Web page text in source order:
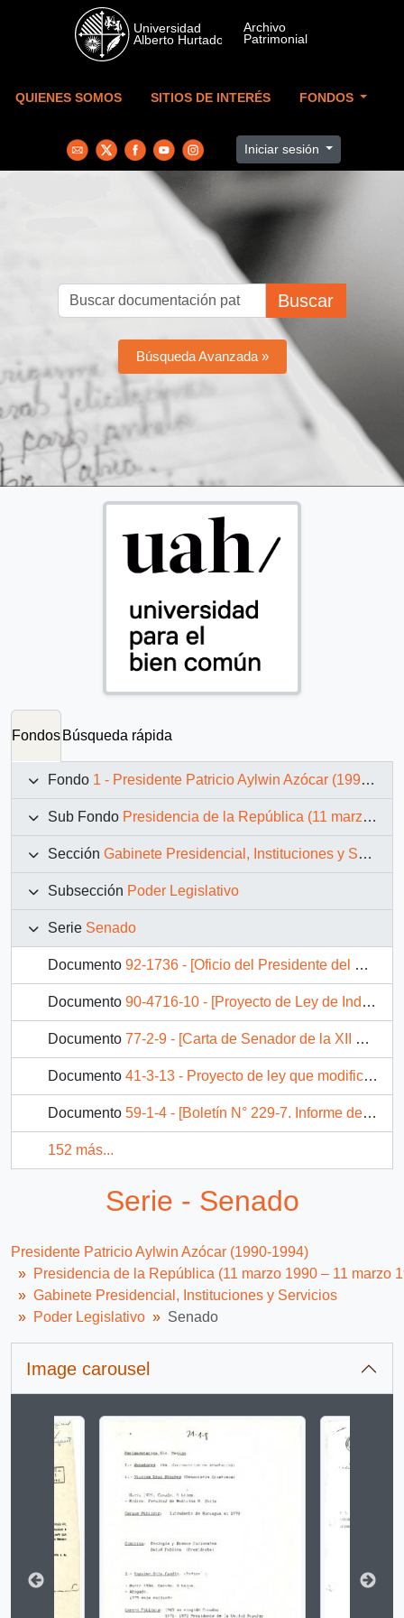
Skip to main content
QUIENES SOMOS SITIOS DE INTERÉS FONDOS
Iniciar sesión
Buscar
Búsqueda Avanzada »
Fondos Búsqueda rápida
Fondo 1 - Presidente Patricio Aylwin Azócar (1990-1994)
Sub Fondo Presidencia de la República (11 marzo 1990 – 11 marzo 1994)
Sección Gabinete Presidencial, Instituciones y Servicios
Subsección Poder Legislativo
Serie Senado
Documento 92-1736 - [Oficio del Presidente del Senado dirigido al Presidente Patricio Aylwin, referente a proyecto de acuerdo]
Documento 90-4716-10 - [Proyecto de Ley de Indulto]
Documento 77-2-9 - [Carta de Senador de la XII Región, Rolando Aránguiz]
Documento 41-3-13 - Proyecto de ley que modifica diversos textos legales que indica, a fin de garan ti zar en mejor forma los derechos de las personas.
Documento 59-1-4 - [Boletín N° 229-7. Informe de la Comisión de Constitución, Legislación. Justicia y Reglamento recaído en el proyecto do reforma constitucional, en primer tramite, sobre indulto, amnistía y libertad provisional].
152 más...
Serie - Senado
Presidente Patricio Aylwin Azócar (1990-1994)
Presidencia de la República (11 marzo 1990 – 11 marzo
Gabinete Presidencial, Instituciones y Servicios
Poder Legislativo
Senado
Image carousel
Changing the current slide of this carousel will